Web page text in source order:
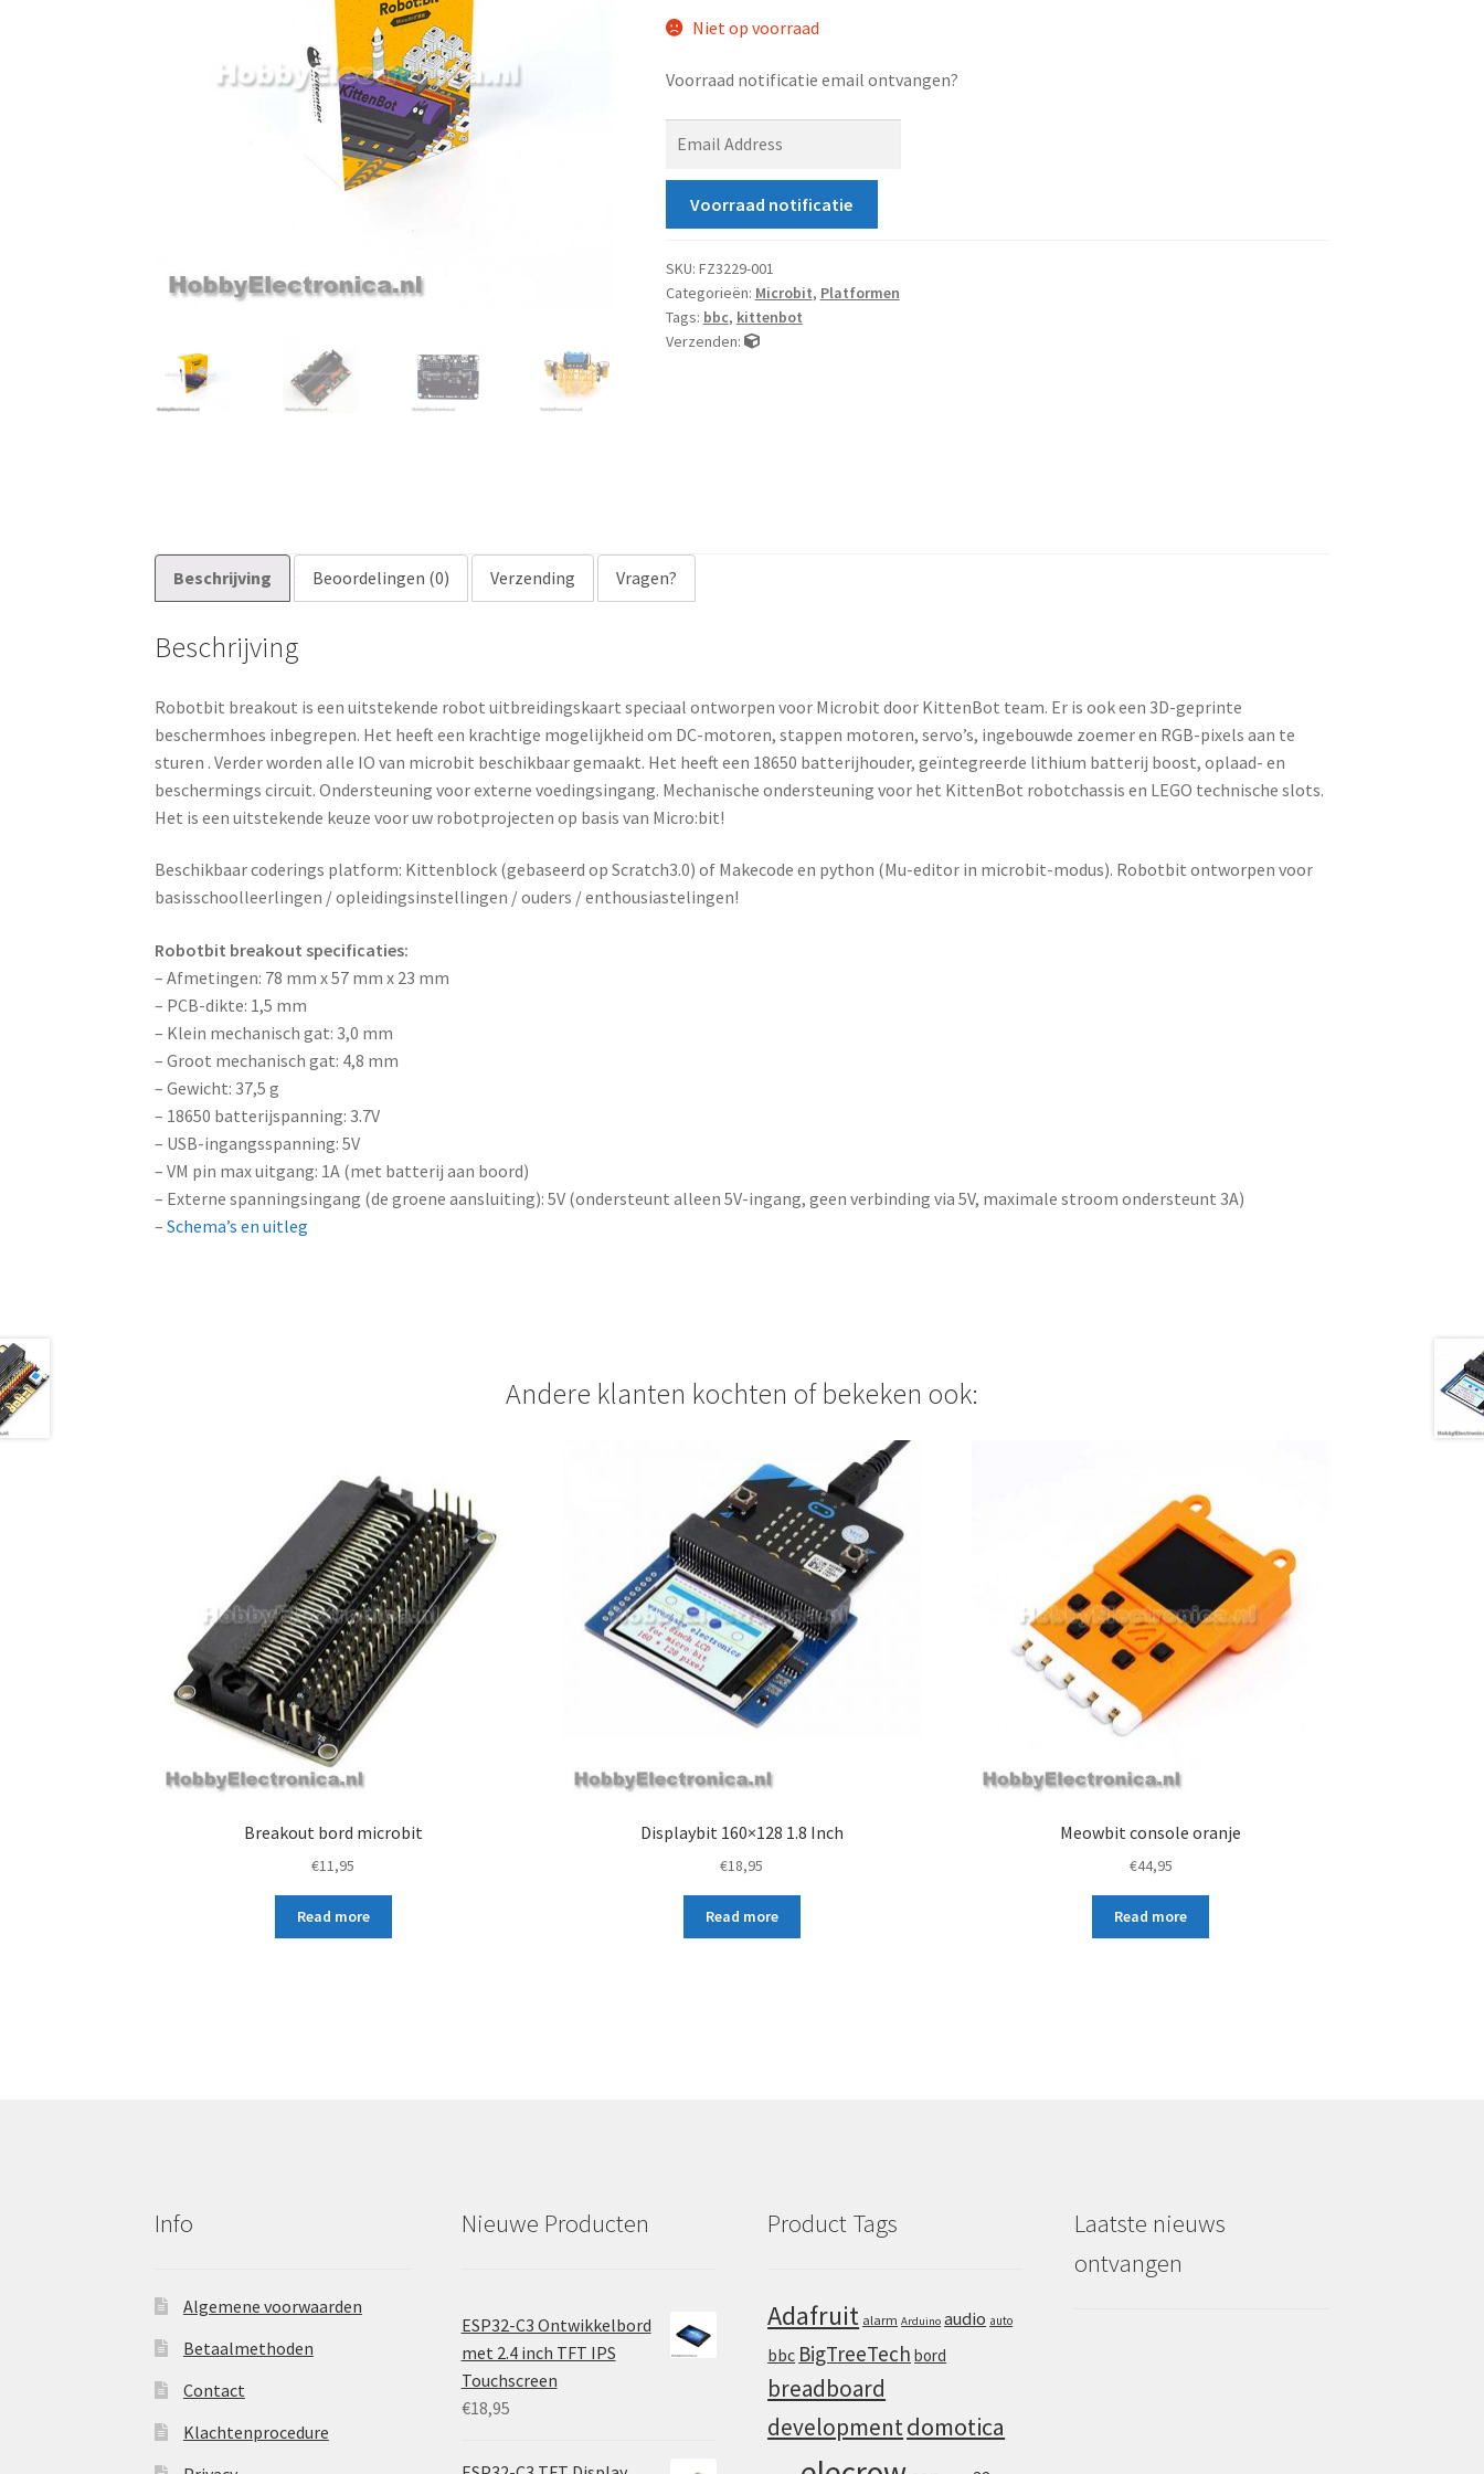
Niet op voorraad
Voorraad notificatie email ontvangen?
t
y
o
u
r
d
r
t
o
j
o
i
t
h
o
r
t
Voorraad notificatie
SKU: FZ3229-001
Categorieën: Microbit, Platformen
Tags: bbc, kittenbot
Verzenden:
Beschrijving Beoordelingen (0) Verzending Vragen?
Beschrijving
Robotbit breakout is een uitstekende robot uitbreidingskaart speciaal ontworpen voor Microbit door KittenBot team. Er is ook een 3D-geprinte
beschermhoes inbegrepen. Het heeft een krachtige mogelijkheid om DC-motoren, stappen motoren, servo’s, ingebouwde zoemer en RGB-pixels aan te
sturen . Verder worden alle IO van microbit beschikbaar gemaakt. Het heeft een 18650 batterijhouder, geïntegreerde lithium batterij boost, oplaad- en
beschermings circuit. Ondersteuning voor externe voedingsingang. Mechanische ondersteuning voor het KittenBot robotchassis en LEGO technische slots.
Het is een uitstekende keuze voor uw robotprojecten op basis van Micro:bit!
Beschikbaar coderings platform: Kittenblock (gebaseerd op Scratch3.0) of Makecode en python (Mu-editor in microbit-modus). Robotbit ontworpen voor
basisschoolleerlingen / opleidingsinstellingen / ouders / enthousiastelingen!
Robotbit breakout specificaties:
– Afmetingen: 78 mm x 57 mm x 23 mm
– PCB-dikte: 1,5 mm
– Klein mechanisch gat: 3,0 mm
– Groot mechanisch gat: 4,8 mm
– Gewicht: 37,5 g
– 18650 batterijspanning: 3.7V
– USB-ingangsspanning: 5V
– VM pin max uitgang: 1A (met batterij aan boord)
– Externe spanningsingang (de groene aansluiting): 5V (ondersteunt alleen 5V-ingang, geen verbinding via 5V, maximale stroom ondersteunt 3A)
–Schema’s en uitleg
Andere klanten kochten of bekeken ook:
Breakout bord microbit
€11,95
Read more
Displaybit 160×128 1.8 Inch
€18,95
Read more
Meowbit console oranje
€44,95
Read more
Info
Algemene voorwaarden
Betaalmethoden
Contact
Klachtenprocedure
Nieuwe Producten
ESP32-C3 Ontwikkelbord
met 2.4 inch TFT IPS
Touchscreen
€18,95
Product Tags
Adafruit alarm Arduino audio auto
bbc BigTreeTech bord
breadboard
developmentdomotica
Laatste nieuws
ontvangen